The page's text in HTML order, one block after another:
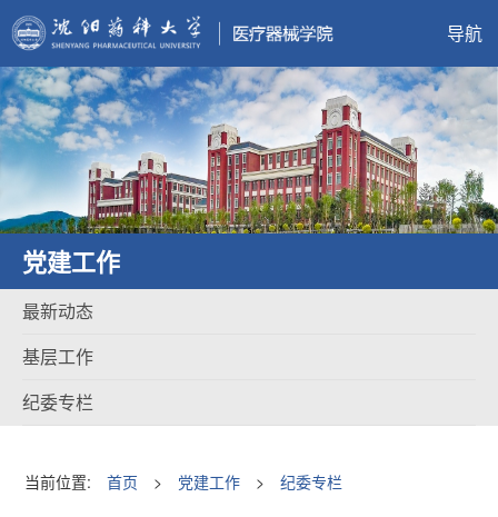
导航
党建工作
最新动态
基层工作
纪委专栏
当前位置: 首页 > 党建工作 > 纪委专栏